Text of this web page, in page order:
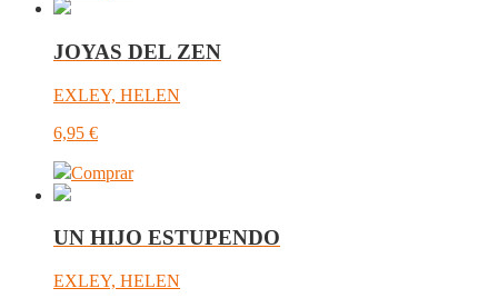
JOYAS DEL ZEN
EXLEY, HELEN
6,95 €
Comprar
UN HIJO ESTUPENDO
EXLEY, HELEN